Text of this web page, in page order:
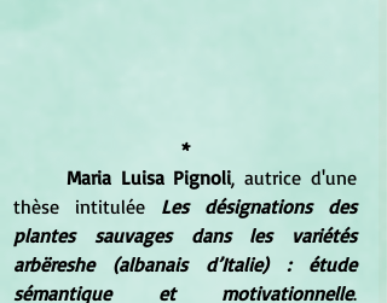
*
	Maria Luisa Pignoli
, autrice d'une
thèse intitulée Les désignations des
plantes sauvages dans les variétés
arbëreshe (albanais d’Italie) : étude
sémantique et motivationnelle.